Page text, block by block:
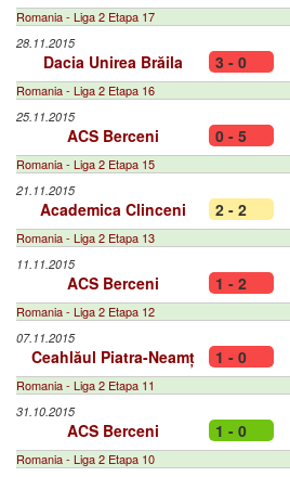
Romania - Liga 2 Etapa 17
28.11.2015
Dacia Unirea Brăila 3 - 0
Romania - Liga 2 Etapa 16
25.11.2015
ACS Berceni 0 - 5
Romania - Liga 2 Etapa 15
21.11.2015
Academica Clinceni 2 - 2
Romania - Liga 2 Etapa 13
11.11.2015
ACS Berceni 1 - 2
Romania - Liga 2 Etapa 12
07.11.2015
Ceahlăul Piatra-Neamț 1 - 0
Romania - Liga 2 Etapa 11
31.10.2015
ACS Berceni 1 - 0
Romania - Liga 2 Etapa 10